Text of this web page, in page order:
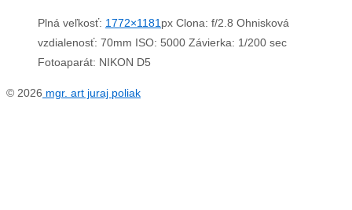
Plná veľkosť: 1772×1181 px Clona: f/2.8 Ohnisková
vzdialenosť: 70mm ISO: 5000 Závierka: 1/200 sec
Fotoaparát: NIKON D5
© 2026 mgr. art juraj poliak